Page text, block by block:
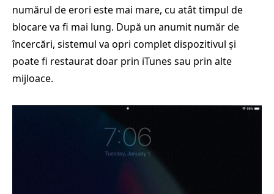
numărul de erori este mai mare, cu atât timpul de
blocare va fi mai lung. După un anumit număr de
încercări, sistemul va opri complet dispozitivul și
poate fi restaurat doar prin iTunes sau prin alte
mijloace.